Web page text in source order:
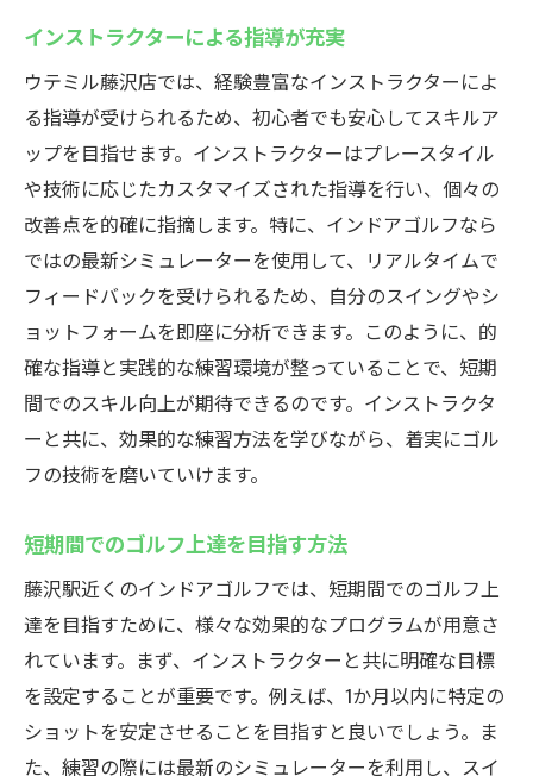
インストラクターによる指導が充実
ウテミル藤沢店では、経験豊富なインストラクターによ
る指導が受けられるため、初心者でも安心してスキルア
ップを目指せます。インストラクターはプレースタイル
や技術に応じたカスタマイズされた指導を行い、個々の
改善点を的確に指摘します。特に、インドアゴルフなら
ではの最新シミュレーターを使用して、リアルタイムで
フィードバックを受けられるため、自分のスイングやシ
ョットフォームを即座に分析できます。このように、的
確な指導と実践的な練習環境が整っていることで、短期
間でのスキル向上が期待できるのです。インストラクタ
ーと共に、効果的な練習方法を学びながら、着実にゴル
フの技術を磨いていけます。
短期間でのゴルフ上達を目指す方法
藤沢駅近くのインドアゴルフでは、短期間でのゴルフ上
達を目指すために、様々な効果的なプログラムが用意さ
れています。まず、インストラクターと共に明確な目標
を設定することが重要です。例えば、1か月以内に特定の
ショットを安定させることを目指すと良いでしょう。ま
た、練習の際には最新のシミュレーターを利用し、スイ